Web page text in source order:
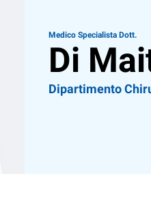
Medico Specialista Dott.
Di
Dipartimento